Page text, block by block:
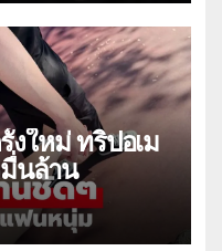
งใหม่ ทริปอเม
นล้าน